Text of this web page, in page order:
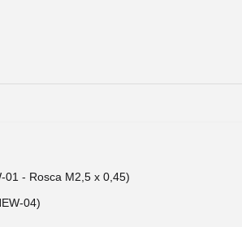
01 - Rosca M2,5 x 0,45)
04)